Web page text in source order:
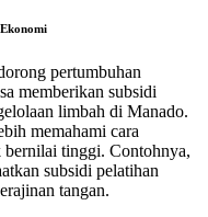
pertumbuhan
memberikan subsidi
limbah di Manado.
memahami cara
bernilai tinggi. Contohnya,
subsidi pelatihan
tangan.